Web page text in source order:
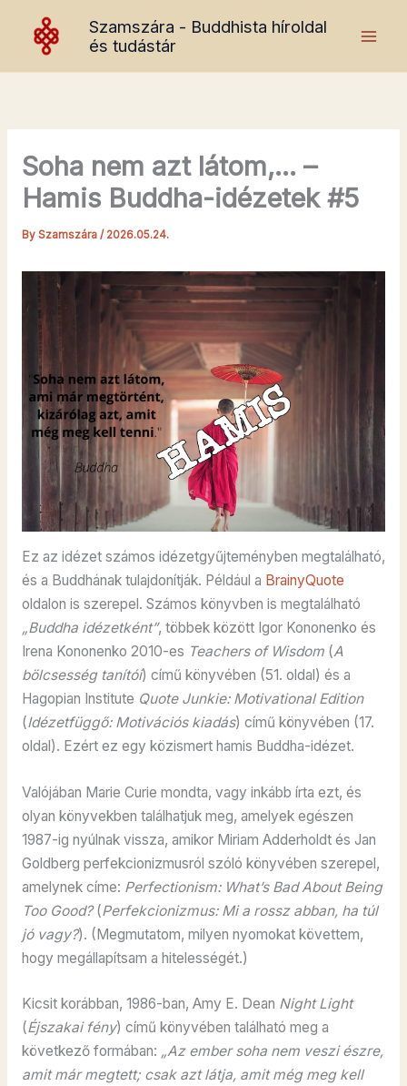
content
Szamszára - Buddhista híroldal
és tudástár
Soha nem azt látom,… –
Hamis Buddha-idézetek #5
By Szamszára / 2026.05.24.
Ez az idézet számos idézetgyűjteményben megtalálható,
és a Buddhának tulajdonítják. Például a BrainyQuote
oldalon is szerepel. Számos könyvben is megtalálható
„Buddha idézetként”, többek között Igor Kononenko és
Irena Kononenko 2010-es Teachers of Wisdom(A
bölcsesség tanítói) című könyvében (51. oldal) és a
Hagopian Institute Quote Junkie: Motivational Edition
(Idézetfüggő: Motivációs kiadás) című könyvében (17.
oldal). Ezért ez egy közismert hamis Buddha-idézet.
Valójában Marie Curie mondta, vagy inkább írta ezt, és
olyan könyvekben találhatjuk meg, amelyek egészen
1987-ig nyúlnak vissza, amikor Miriam Adderholdt és Jan
Goldberg perfekcionizmusról szóló könyvében szerepel,
amelynek címe: Perfectionism: What’s Bad About Being
Too Good?(Perfekcionizmus: Mi a rossz abban, ha túl
jó vagy?). (Megmutatom, milyen nyomokat követtem,
hogy megállapítsam a hitelességét.)
Kicsit korábban, 1986-ban, Amy E. Dean Night Light
(Éjszakai fény) című könyvében található meg a
következő formában: „Az ember soha nem veszi észre,
amit már megtett; csak azt látja, amit még meg kell